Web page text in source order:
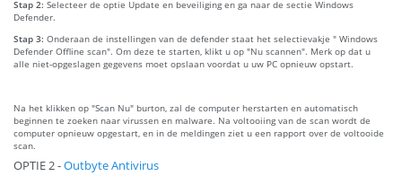
Stap 2: Selecteer de optie Update en beveiliging en ga naar de sectie Windows
Defender.
Stap 3: Onderaan de instellingen van de defender staat het selectievakje " Windows
Defender Offline scan". Om deze te starten, klikt u op "Nu scannen". Merk op dat u
alle niet-opgeslagen gegevens moet opslaan voordat u uw PC opnieuw opstart.
Na het klikken op "Scan Nu" burton, zal de computer herstarten en automatisch
beginnen te zoeken naar virussen en malware. Na voltooiing van de scan wordt de
computer opnieuw opgestart, en in de meldingen ziet u een rapport over de voltooide
scan.
OPTIE 2 -Outbyte Antivirus